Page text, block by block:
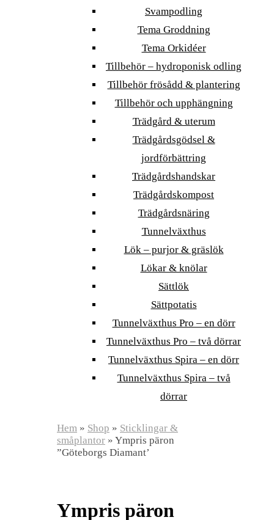
Svampodling
Tema Groddning
Tema Orkidéer
Tillbehör – hydroponisk odling
Tillbehör frösådd & plantering
Tillbehör och upphängning
Trädgård & uterum
Trädgårdsgödsel &
jordförbättring
Trädgårdshandskar
Trädgårdskompost
Trädgårdsnäring
Tunnelväxthus
Lök – purjor & gräslök
Lökar & knölar
Sättlök
Sättpotatis
Tunnelväxthus Pro – en dörr
Tunnelväxthus Pro – två dörrar
Tunnelväxthus Spira – en dörr
Tunnelväxthus Spira – två
dörrar
Hem » Shop » Sticklingar &
småplantor » Ympris päron
”Göteborgs Diamant’
Ympris päron